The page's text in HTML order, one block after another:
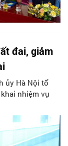
đai, giảm
ủy Hà Nội tổ
nhiệm vụ